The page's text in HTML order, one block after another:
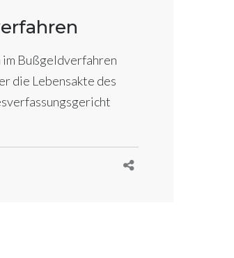
Bußgeldverfahren
die Lebensakte des